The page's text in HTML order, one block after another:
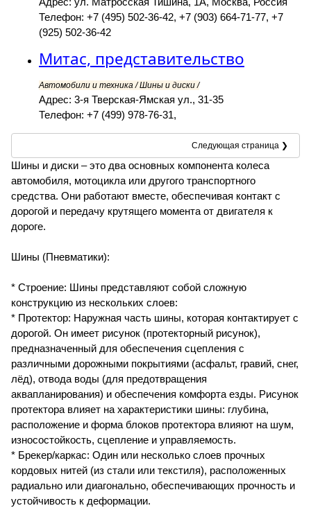
Телефон: +7 (495) 502-36-42, +7 (903) 664-71-77, +7
(925) 502-36-42
Митас, представительство
Автомобили и техника / Шины и диски /
Адрес: 3-я Тверская-Ямская ул., 31-35
Телефон: +7 (499) 978-76-31,
Следующая страница ❯
Шины и диски – это два основных компонента колеса
автомобиля, мотоцикла или другого транспортного
средства. Они работают вместе, обеспечивая контакт с
дорогой и передачу крутящего момента от двигателя к
дороге.
Шины (Пневматики):
* Строение: Шины представляют собой сложную
конструкцию из нескольких слоев:
* Протектор: Наружная часть шины, которая контактирует с
дорогой. Он имеет рисунок (протекторный рисунок),
предназначенный для обеспечения сцепления с
различными дорожными покрытиями (асфальт, гравий, снег,
лёд), отвода воды (для предотвращения
аквапланирования) и обеспечения комфорта езды. Рисунок
протектора влияет на характеристики шины: глубина,
расположение и форма блоков протектора влияют на шум,
износостойкость, сцепление и управляемость.
* Брекер/каркас: Один или несколько слоев прочных
кордовых нитей (из стали или текстиля), расположенных
радиально или диагонально, обеспечивающих прочность и
устойчивость к деформации.